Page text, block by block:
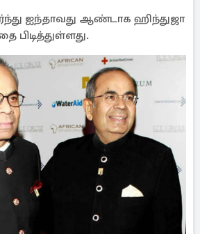
ஐந்தாவது ஆண்டாக ஹிந்துஜா
பிடித்துள்ளது.